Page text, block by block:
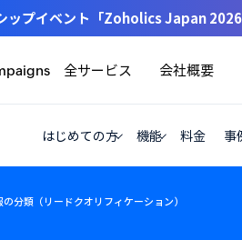
ップイベント「Zoholics Japan
全サービス 会社概要
はじめての方 機能 料金 事
分類（リードクオリフィケーション）